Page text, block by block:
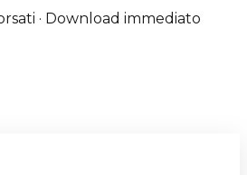
· Download immediato